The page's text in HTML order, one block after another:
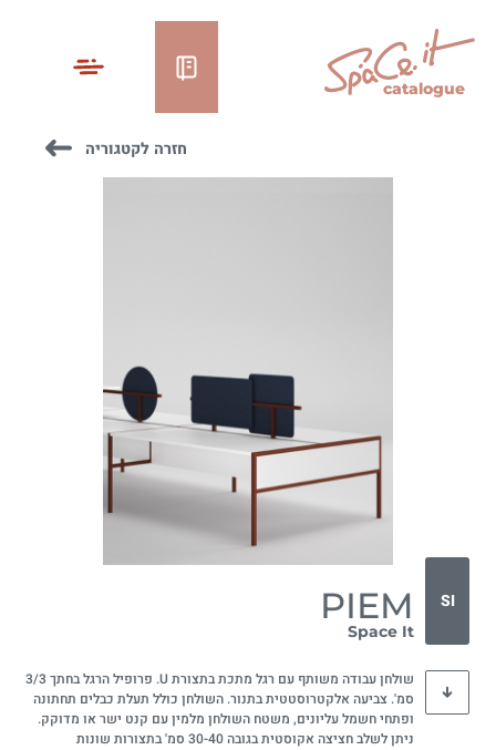
catalogue
חזרה לקטגוריה
SI
PIEM
Space It
שולחן עבודה משותף עם רגל מתכת בתצורת U. פרופיל הרגל בחתך 3/3
סמ'. צביעה אלקטרוסטטית בתנור. השולחן כולל תעלת כבלים תחתונה
ופתחי חשמל עליונים, משטח השולחן מלמין עם קנט ישר או מדוקק.
ניתן לשלב חציצה אקוסטית בגובה 30-40 סמ' בתצורות שונות